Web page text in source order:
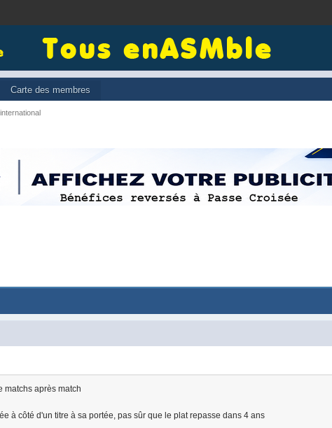
Carte des membres
matchs après match
à côté d'un titre à sa portée, pas sûr que le plat repasse dans 4 ans